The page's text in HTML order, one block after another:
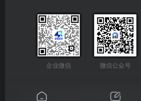
企业微信 微信公众号
Copyright © 2026 粤ICP备